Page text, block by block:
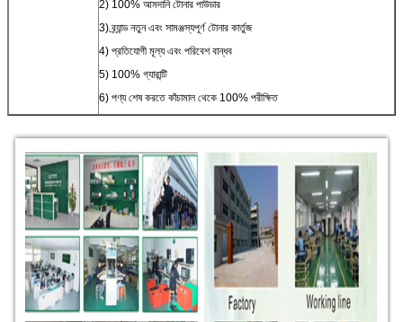
2) 100% আমদানি টোনার পাউডার
3) ব্র্যান্ড নতুন এবং সামঞ্জস্যপূর্ণ টোনার কার্তুজ
4) প্রতিযোগী মূল্য এবং পরিবেশ বান্ধব
5) 100% গ্যারান্টি
6) পণ্য শেষ করতে কাঁচামাল থেকে 100% পরীক্ষিত